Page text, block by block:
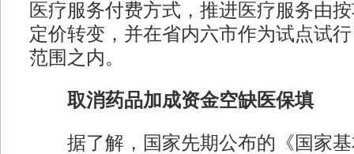
医疗服务付费方式，推进医疗服务由
定价转变，并在省内六市作为试点试
范围之内。
取消药品加成资金空缺医保填
据了解，国家先期公布的《国家基